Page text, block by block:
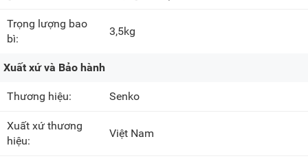
Trọng lượng bao
bì:
3,5kg
Xuất xứ và Bảo hành
Thương hiệu: Senko
Xuất xứ thương
hiệu:
Việt Nam